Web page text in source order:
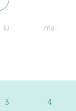
lu ma
3 4